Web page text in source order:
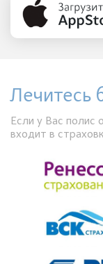
Лечитесь
Если у Вас полис
входит в